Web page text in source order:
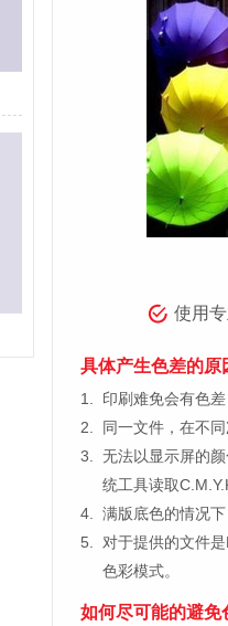
使用
具体产生色差的原
1.
印刷难免会有色
2.
同一文件，在不
3.
无法以显示屏的
统工具读取
4.
满版底色的情况
5.
对于提供的文件
色彩模式。
如何尽可能的避免